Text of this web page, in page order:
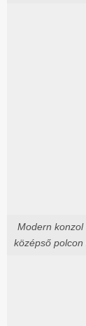
Modern
középső polcon